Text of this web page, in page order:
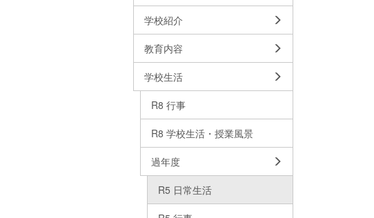
学校紹介
教育内容
学校生活
R8 行事
R8 学校生活・授業風景
過年度
R5 日常生活